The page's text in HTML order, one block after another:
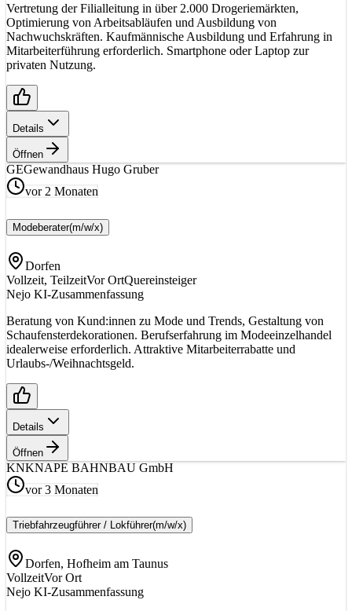
Vertretung der Filialleitung in über 2.000 Drogeriemärkten,
Optimierung von Arbeitsabläufen und Ausbildung von
Nachwuchskräften. Kaufmännische Ausbildung und Erfahrung in
Mitarbeiterführung erforderlich. Smartphone oder Laptop zur
privaten Nutzung.
Details
Öffnen
GEGewandhaus Hugo Gruber
vor 2 Monaten
Modeberater(m/w/x)
Dorfen
Vollzeit, TeilzeitVor OrtQuereinsteiger
Nejo KI-Zusammenfassung
Beratung von Kund:innen zu Mode und Trends, Gestaltung von
Schaufensterdekorationen. Berufserfahrung im Modeeinzelhandel
idealerweise erforderlich. Attraktive Mitarbeiterrabatte und
Urlaubs-/Weihnachtsgeld.
Details
Öffnen
KNKNAPE BAHNBAU GmbH
vor 3 Monaten
Triebfahrzeugführer / Lokführer(m/w/x)
Dorfen, Hofheim am Taunus
VollzeitVor Ort
Nejo KI-Zusammenfassung